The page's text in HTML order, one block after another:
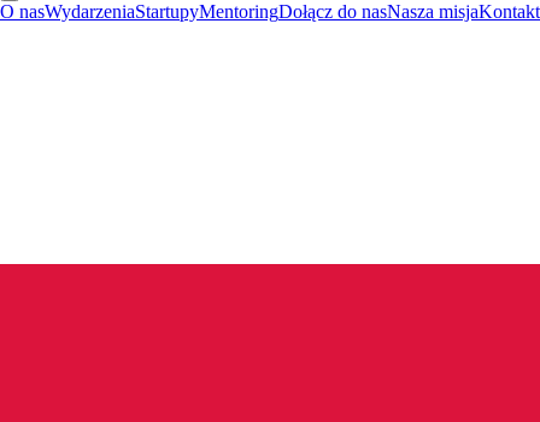
O nasWydarzeniaStartupyMentoringDołącz do nasNasza misjaKontakt